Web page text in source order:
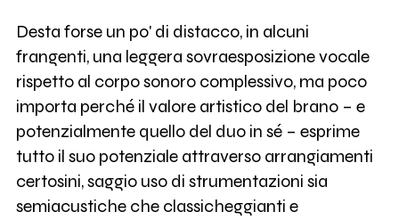
Desta forse un po' di distacco, in alcuni
frangenti, una leggera sovraesposizione vocale
rispetto al corpo sonoro complessivo, ma poco
importa perché il valore artistico del brano – e
potenzialmente quello del duo in sé – esprime
tutto il suo potenziale attraverso arrangiamenti
certosini, saggio uso di strumentazioni sia
semiacustiche che classicheggianti e